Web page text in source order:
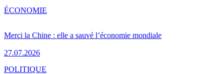
Merci la Chine : elle a sauvé l’économie mondiale
27.07.2026
ÉCONOMIE
POLITIQUE